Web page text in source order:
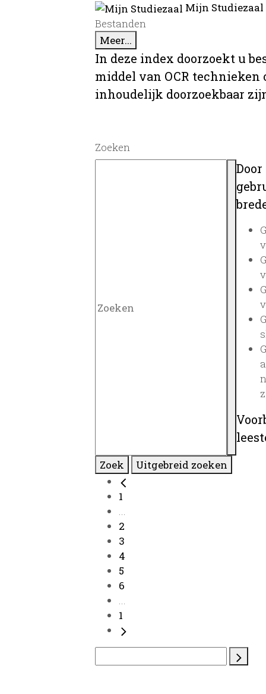
Mijn
Bestanden
Meer...
In deze index doorzoekt u
middel van OCR
inhoudelijk doorzoekbaar
Zoeken
Zoek Uitgebreid zoeken
1
...
2
3
4
5
6
...
1